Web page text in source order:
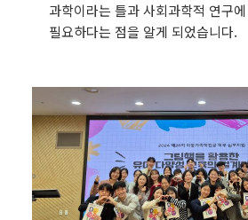
과학이라는 틀과 사회과학적 연구
필요하다는 점을 알게 되었습니다.